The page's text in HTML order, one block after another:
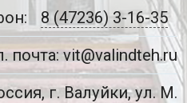
8 (47236) 3-16-35
почта: vit@valindteh.ru
г. Валуйки, ул. М.